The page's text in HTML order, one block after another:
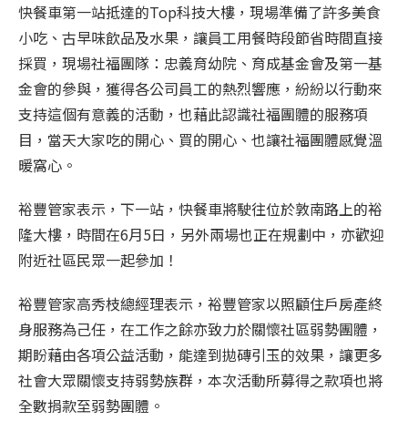
快餐車第一站抵達的Top科技大樓，現場準備了許多美食
小吃、古早味飲品及水果，讓員工用餐時段節省時間直接
採買，現場社福團隊：忠義育幼院、育成基金會及第一基
金會的參與，獲得各公司員工的熱烈響應，紛紛以行動來
支持這個有意義的活動，也藉此認識社福團體的服務項
目，當天大家吃的開心、買的開心、也讓社福團體感覺溫
暖窩心。
裕豐管家表示，下一站，快餐車將駛往位於敦南路上的裕
隆大樓，時間在6月5日，另外兩場也正在規劃中，亦歡迎
附近社區民眾一起參加！
裕豐管家高秀枝總經理表示，裕豐管家以照顧住戶房產終
身服務為己任，在工作之餘亦致力於關懷社區弱勢團體，
期盼藉由各項公益活動，能達到拋磚引玉的效果，讓更多
社會大眾關懷支持弱勢族群，本次活動所募得之款項也將
全數捐款至弱勢團體。